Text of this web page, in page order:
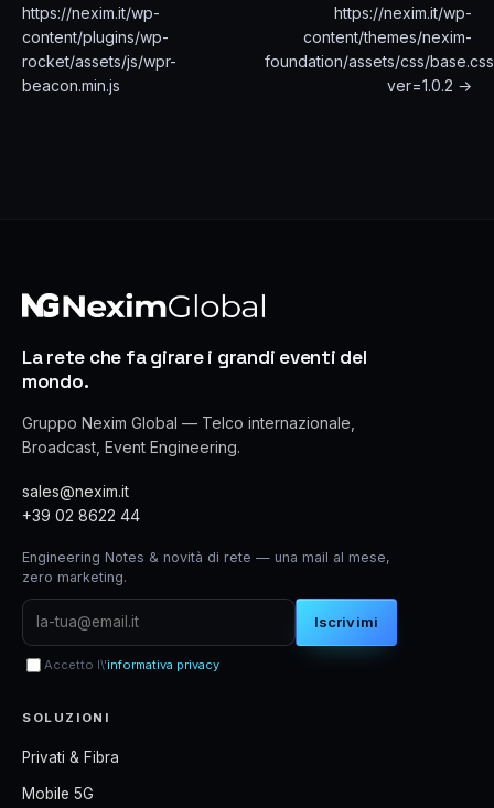
https://nexim.it/wp-
content/plugins/wp-
rocket/assets/js/wpr-
beacon.min.js
https://nexim.it/wp-
content/themes/nexim-
foundation/assets/css/
ver=1.0.2 →
La rete che fa girare i grandi eventi del
mondo.
Gruppo Nexim Global — Telco internazionale,
Broadcast, Event Engineering.
sales@nexim.it
+39 02 8622 44
Engineering Notes & novità di rete — una mail al mese,
zero marketing.
Iscrivimi
Accetto l\'informativa privacy
SOLUZIONI
Privati & Fibra
Mobile 5G